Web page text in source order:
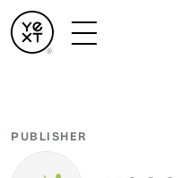
PUBLISHER